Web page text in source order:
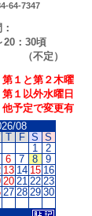
64-7347
20：30頃
定）
第１と第２木曜
第１以外水曜日
で変更有
08
T F S S
1
2
6 7 8
9
13 14 15 16
20 21 22 23
27 28 29 30